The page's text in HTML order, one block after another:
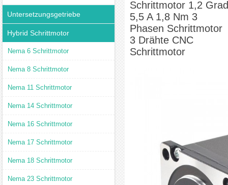
Untersetzungsgetriebe
Hybrid Schrittmotor
Nema 6 Schrittmotor
Nema 8 Schrittmotor
Nema 11 Schrittmotor
Nema 14 Schrittmotor
Nema 16 Schrittmotor
Nema 17 Schrittmotor
Nema 18 Schrittmotor
Nema 23 Schrittmotor
Schrittmotor 1,2 Grad
5,5 A 1,8 Nm 3
Phasen Schrittmotor
3 Drähte CNC
Schrittmotor